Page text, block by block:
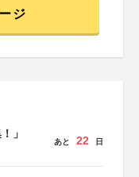
ジ
」
あと 22 日